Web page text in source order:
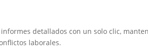
detallados con un solo clic,
laborales.